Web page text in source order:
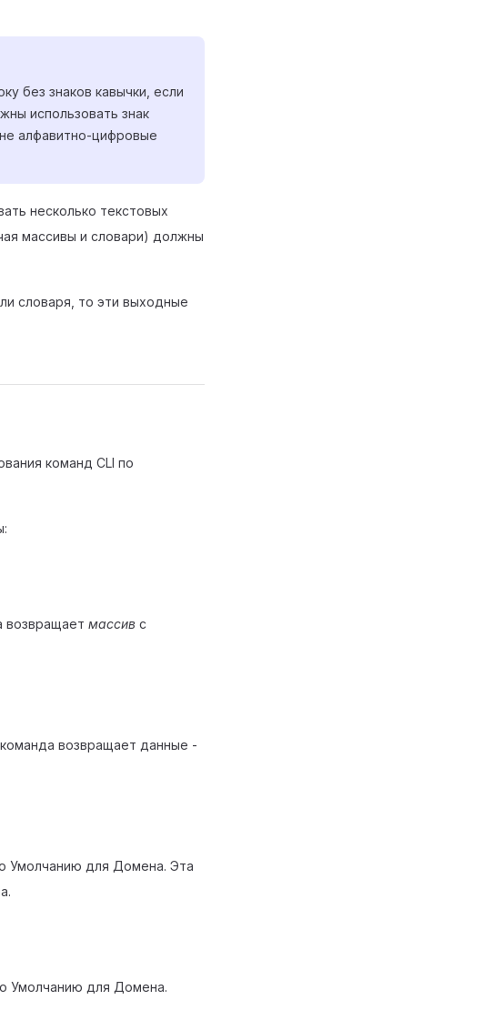
без знаков кавычки, если
использовать знак
алфавитно-цифровые
несколько текстовых
массивы и словари) должны
словаря, то эти выходные
команд CLI по
возвращает массив с
возвращает данные -
Умолчанию для Домена. Эта
Умолчанию для Домена.